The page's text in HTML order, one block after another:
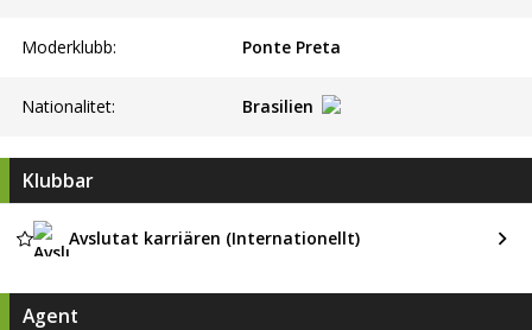
Moderklubb: Ponte Preta
Nationalitet: Brasilien
Klubbar
Avslutat karriären (Internationellt)
Agent